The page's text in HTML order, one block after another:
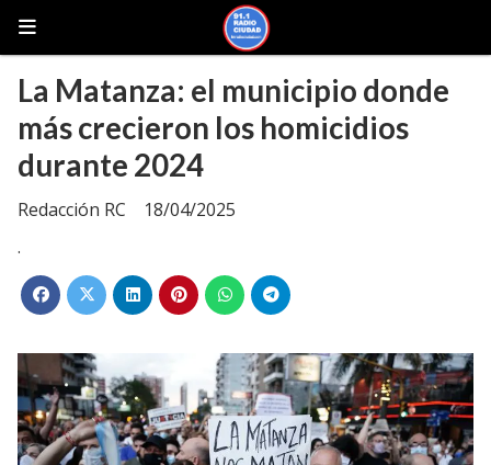
La Matanza: el municipio donde
más crecieron los homicidios
durante 2024
.
18/04/2025
Redacción RC